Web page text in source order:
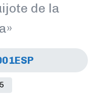
de la